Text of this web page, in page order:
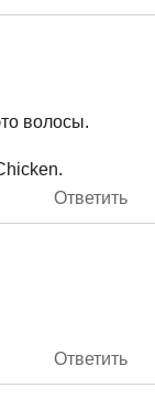
волосы.
Ответить
Ответить